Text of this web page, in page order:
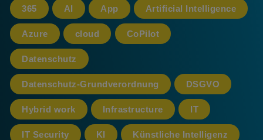
365 AI App Artificial Intelligence
Azure cloud CoPilot
Datenschutz
Datenschutz-Grundverordnung DSGVO
Hybrid work Infrastructure IT
IT Security KI Künstliche Intelligenz